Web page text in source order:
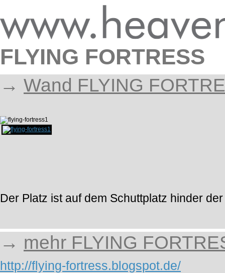
FLYING FORTRESS
→ Wand FLYING
Der Platz ist auf dem Schuttplatz hinder
→ mehr FLYING
http://flying-fortress.blogspot.de/